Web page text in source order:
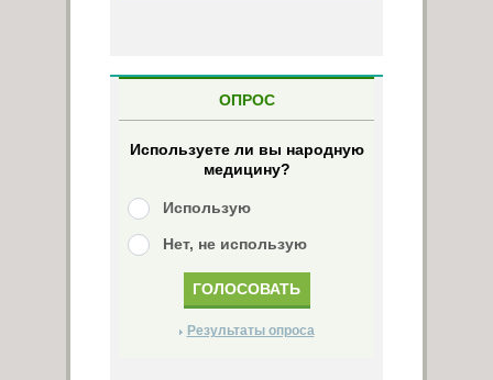
ОПРОС
Используете ли вы народную
медицину?
Использую
Нет, не использую
Результаты опроса